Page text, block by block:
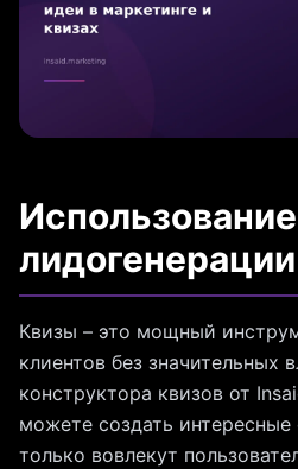
лидогенерации
Квизы – это мощный
клиентов без
конструктора квизов от
можете создать
только вовлекут